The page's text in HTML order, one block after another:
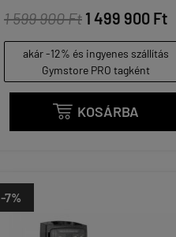
1 599 900 Ft 1 499 900 Ft
akár -12% és ingyenes szállítás
Gymstore PRO tagként
 KOSÁRBA
-7%